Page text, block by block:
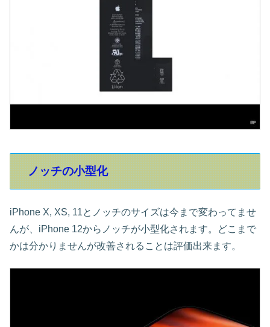
ノッチの小型化
iPhone X, XS, 11とノッチのサイズは今まで変わってませ
んが、iPhone 12からノッチが小型化されます。どこまで
かは分かりませんが改善されることは評価出来ます。